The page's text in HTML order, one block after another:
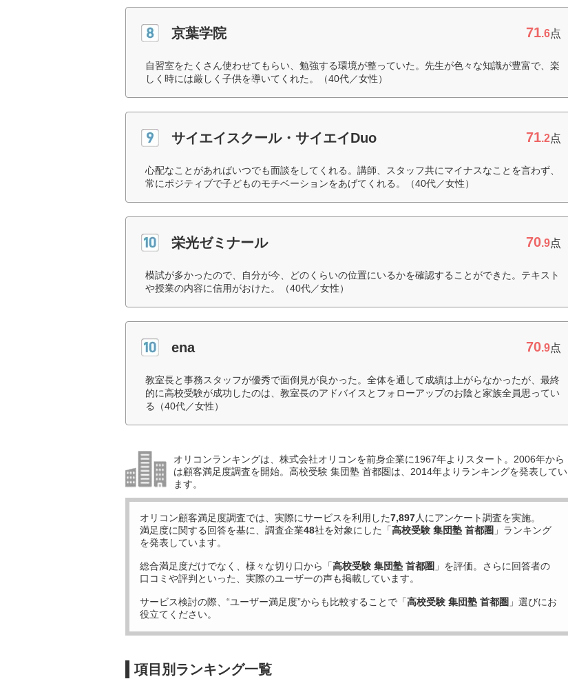
京葉学院 71.6点
自習室をたくさん使わせてもらい、勉強する環境が整っていた。先生が色々な知識が豊富で、楽
しく時には厳しく子供を導いてくれた。（40代／女性）
サイエイスクール・サイエイDuo 71.2点
心配なことがあればいつでも面談をしてくれる。講師、スタッフ共にマイナスなことを言わず、
常にポジティブで子どものモチベーションをあげてくれる。（40代／女性）
栄光ゼミナール 70.9点
模試が多かったので、自分が今、どのくらいの位置にいるかを確認することができた。テキスト
や授業の内容に信用がおけた。（40代／女性）
ena 70.9点
教室長と事務スタッフが優秀で面倒見が良かった。全体を通して成績は上がらなかったが、最終
的に高校受験が成功したのは、教室長のアドバイスとフォローアップのお陰と家族全員思ってい
る（40代／女性）
オリコンランキングは、株式会社オリコンを前身企業に1967年よりスタート。2006年から
は顧客満足度調査を開始。高校受験 集団塾 首都圏は、2014年よりランキングを発表してい
ます。
オリコン顧客満足度調査では、実際にサービスを利用した7,897人にアンケート調査を実施。
満足度に関する回答を基に、調査企業48社を対象にした「高校受験 集団塾 首都圏 」ランキング
を発表しています。
総合満足度だけでなく、様々な切り口から「高校受験 集団塾 首都圏 」を評価。さらに回答者の
口コミや評判といった、実際のユーザーの声も掲載しています。
サービス検討の際、“ユーザー満足度”からも比較することで「高校受験 集団塾 首都圏 」選びにお
役立てください。
項目別ランキング一覧